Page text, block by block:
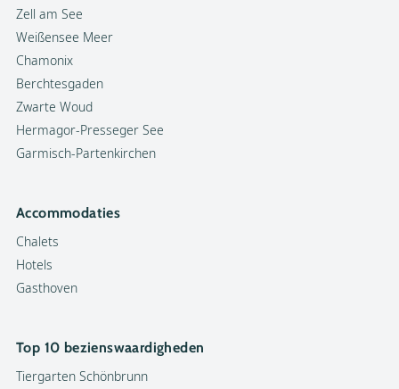
Zell am See
Weißensee Meer
Chamonix
Berchtesgaden
Zwarte Woud
Hermagor-Presseger See
Garmisch-Partenkirchen
Accommodaties
Chalets
Hotels
Gasthoven
Top 10 bezienswaardigheden
Tiergarten Schönbrunn